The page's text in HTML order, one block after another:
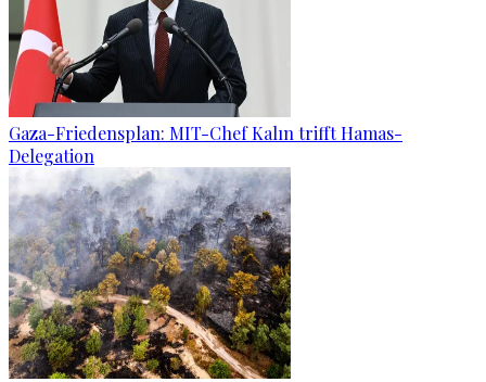
Gaza-Friedensplan: MIT-Chef Kalın trifft Hamas-
Delegation